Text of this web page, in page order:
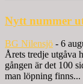
Nytt nummer
BG Nilensjö - 6
Årets tredje utgåva
gången är det 100
man löpning finns...